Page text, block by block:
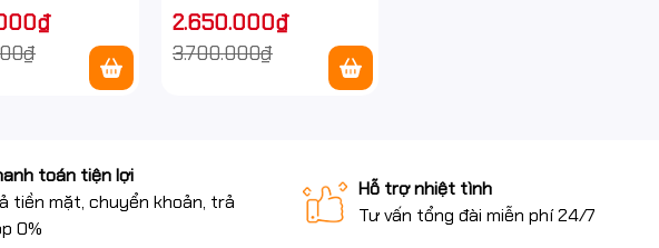
ngoài trời
nước IP67 ngoài trời
2.650.000₫
3.700.000₫
toán tiện lợi
tiền mặt, chuyển khoản, trả
0%
Hỗ trợ nhiệt tình
Tư vấn tổng đài miễn phí 24/7